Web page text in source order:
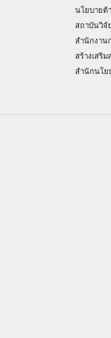
นโยบายด้
สถาบันวิจั
สำนักงาน
สร้างเสริ
สำนักนโย